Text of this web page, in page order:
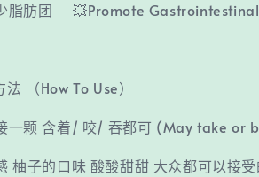
脂肪团 💥Promote
（How To Use）
一颗 含着/ 咬/ 吞都可 (May take or
柚子的口味 酸酸甜甜 大众都可以接